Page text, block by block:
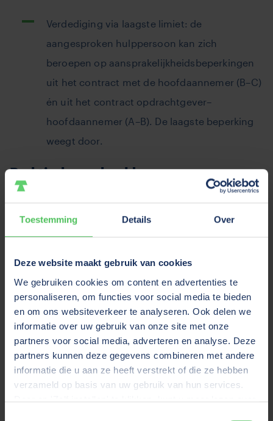
Toestemming Details Over
Deze website maakt gebruik van cookies
We gebruiken cookies om content en advertenties te
personaliseren, om functies voor social media te bieden
en om ons websiteverkeer te analyseren. Ook delen we
informatie over uw gebruik van onze site met onze
partners voor social media, adverteren en analyse. Deze
partners kunnen deze gegevens combineren met andere
informatie die u aan ze heeft verstrekt of die ze hebben
verzameld op basis van uw gebruik van hun services.
Door op 'Zelf instellen' te klikken, kunt u meer lezen over
Verdediging via laagste limiet: de
aangesproken hulppersoon kan zich
beroepen op aansprakelijkheidsbeperkingen
uit het contract met de hoofdaannemer (B–C)
én uit het contract opdrachtgever–
hoofdaannemer (A–B). De laagste beperking
weegt door.
Praktisch voorbeeld